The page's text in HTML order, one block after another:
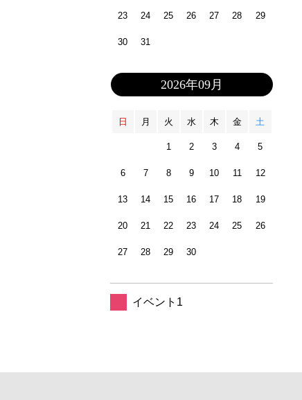
23 24 25 26 27 28 29
30 31
2026年09月
日 月 火 水 木 金 土
1 2 3 4 5
6 7 8 9 10 11 12
13 14 15 16 17 18 19
20 21 22 23 24 25 26
27 28 29 30
イベント1